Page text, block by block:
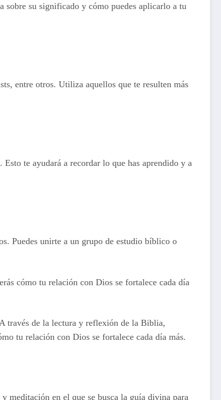
sobre su significado y cómo puedes aplicarlo a tu
entre otros. Utiliza aquellos que te resulten más
te ayudará a recordar lo que has aprendido y a
Puedes unirte a un grupo de estudio bíblico o
cómo tu relación con Dios se fortalece cada día
través de la lectura y reflexión de la Biblia,
tu relación con Dios se fortalece cada día más.
meditación en el que se busca la guía divina para